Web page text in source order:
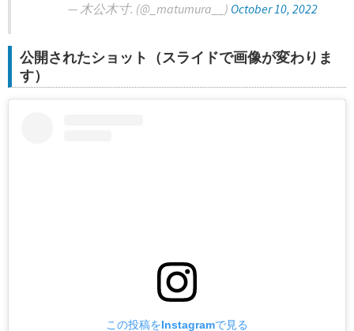
— 木公木寸. (@_matumura__) October 10, 2022
公開されたショット（スライドで画像が変わりま
す）
この投稿をInstagramで見る